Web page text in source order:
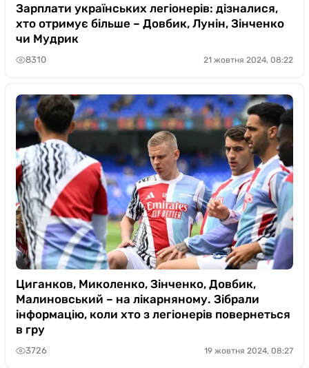
Зарплати українських легіонерів: дізналися,
хто отримує більше – Довбик, Лунін, Зінченко
чи Мудрик
8310 21 жовтня 2024, 08:22
Циганков, Миколенко, Зінченко, Довбик,
Малиновський – на лікарняному. Зібрали
інформацію, коли хто з легіонерів повернеться
в гру
3726 19 жовтня 2024, 08:27